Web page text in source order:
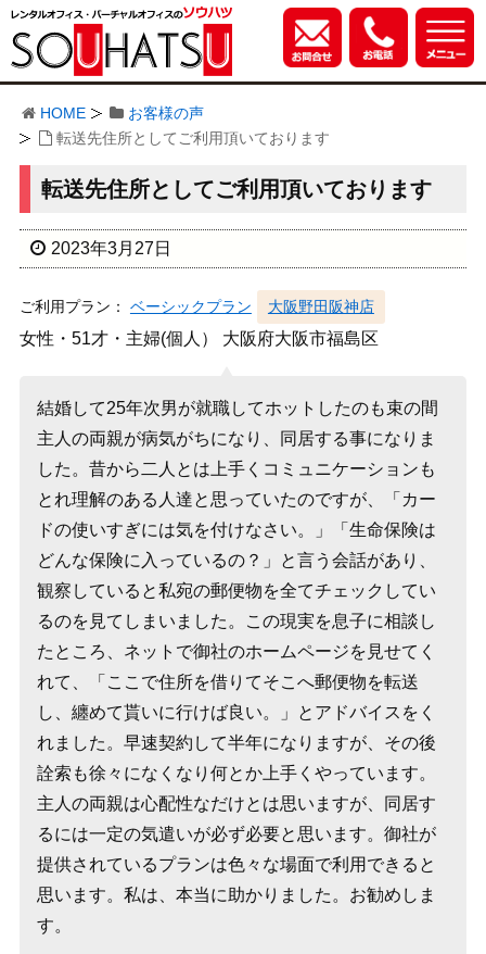
HOME
お客様の声
転送先住所としてご利用頂いております
転送先住所としてご利用頂いております
2023年3月27日
ご利用プラン： ベーシックプラン 大阪野田阪神店
女性・51才・主婦(個人） 大阪府大阪市福島区
結婚して25年次男が就職してホットしたのも束の間
主人の両親が病気がちになり、同居する事になりま
した。昔から二人とは上手くコミュニケーションも
とれ理解のある人達と思っていたのですが、「カー
ドの使いすぎには気を付けなさい。」「生命保険は
どんな保険に入っているの？」と言う会話があり、
観察していると私宛の郵便物を全てチェックしてい
るのを見てしまいました。この現実を息子に相談し
たところ、ネットで御社のホームページを見せてく
れて、「ここで住所を借りてそこへ郵便物を転送
し、纏めて貰いに行けば良い。」とアドバイスをく
れました。早速契約して半年になりますが、その後
詮索も徐々になくなり何とか上手くやっています。
主人の両親は心配性なだけとは思いますが、同居す
るには一定の気遣いが必ず必要と思います。御社が
提供されているプランは色々な場面で利用できると
思います。私は、本当に助かりました。お勧めしま
す。